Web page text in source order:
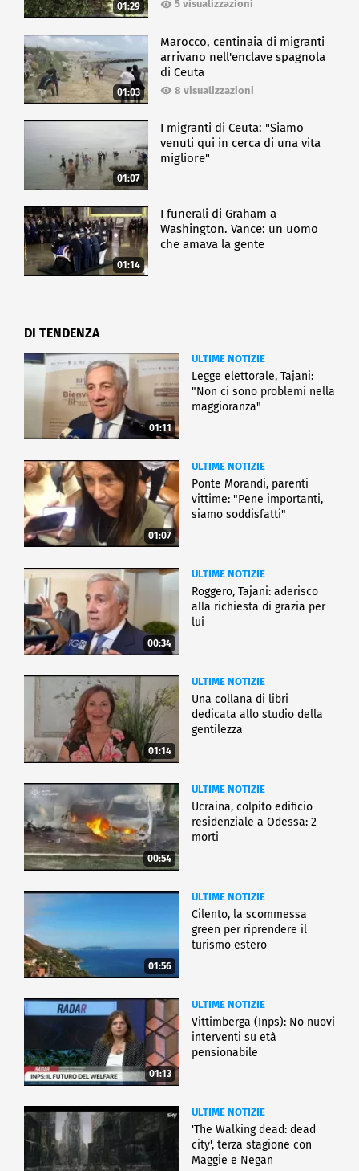
01:29 5 visualizzazioni
01:03
Marocco, centinaia di migranti
arrivano nell'enclave spagnola
di Ceuta
8 visualizzazioni
01:07
I migranti di Ceuta: "Siamo
venuti qui in cerca di una vita
migliore"
01:14
I funerali di Graham a
Washington. Vance: un uomo
che amava la gente
DI TENDENZA
01:11
ULTIME NOTIZIE
Legge elettorale, Tajani:
"Non ci sono problemi nella
maggioranza"
01:07
ULTIME NOTIZIE
Ponte Morandi, parenti
vittime: "Pene importanti,
siamo soddisfatti"
00:34
ULTIME NOTIZIE
Roggero, Tajani: aderisco
alla richiesta di grazia per
lui
01:14
ULTIME NOTIZIE
Una collana di libri
dedicata allo studio della
gentilezza
00:54
ULTIME NOTIZIE
Ucraina, colpito edificio
residenziale a Odessa: 2
morti
01:56
ULTIME NOTIZIE
Cilento, la scommessa
green per riprendere il
turismo estero
01:13
ULTIME NOTIZIE
Vittimberga (Inps): No nuovi
interventi su età
pensionabile
ULTIME NOTIZIE
'The Walking dead: dead
city', terza stagione con
Maggie e Negan